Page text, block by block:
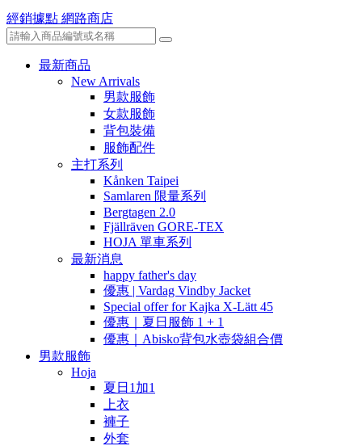
經銷據點 網路商店
最新商品
New Arrivals
男款服飾
女款服飾
背包裝備
服飾配件
主打系列
Kånken Taipei
Samlaren 限量系列
Bergtagen 2.0
Fjällräven GORE-TEX
HOJA 單車系列
最新消息
happy father's day
優惠 | Vardag Vindby Jacket
Special offer for Kajka X-Lätt 45
優惠｜夏日服飾 1 + 1
優惠｜Abisko背包水壺袋組合價
男款服飾
Hoja
夏日1加1
上衣
褲子
外套